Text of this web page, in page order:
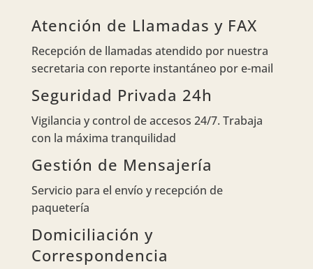
Atención de Llamadas y FAX
Recepción de llamadas atendido por nuestra
secretaria con reporte instantáneo por e-mail
Seguridad Privada 24h
Vigilancia y control de accesos 24/7. Trabaja
con la máxima tranquilidad
Gestión de Mensajería
Servicio para el envío y recepción de
paquetería
Domiciliación y
Correspondencia